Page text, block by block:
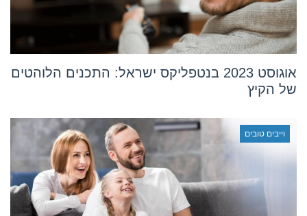
אוגוסט 2023 בנטפליקס ישראל: התכנים הלוהטים
של הקיץ
וייבים טובים